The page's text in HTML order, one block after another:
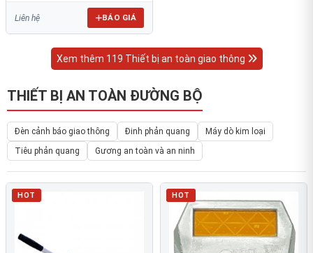
Liên hệ BÁO GIÁ
Xem thêm 119 Thiết bị an toàn giao thông
THIẾT BỊ AN TOÀN ĐƯỜNG BỘ
Đèn cảnh báo giao thông Đinh phản quang
Máy dò kim loại
Tiêu phản quang
Gương an toàn và an ninh
HOT HOT